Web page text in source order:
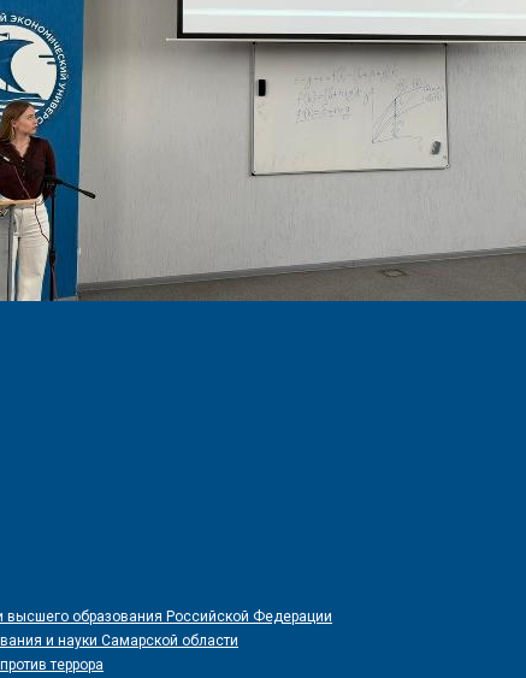
высшего образования Российской Федерации
и науки Самарской области
террора